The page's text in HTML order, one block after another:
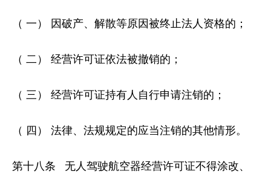
（ 一） 因破产、解散等原因被终止法人资格的；
（ 二） 经营许可证依法被撤销的；
（ 三） 经营许可证持有人自行申请注销的；
（ 四） 法律、法规规定的应当注销的其他情形。
第十八条 无人驾驶航空器经营许可证不得涂改、